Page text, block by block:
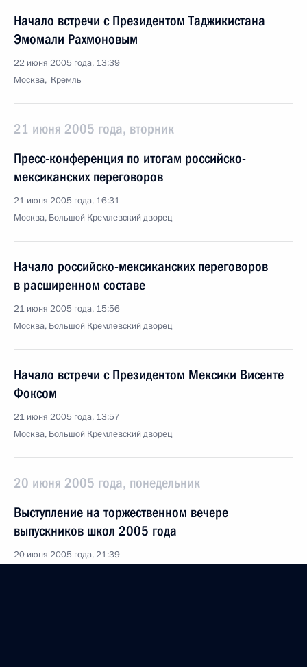
Начало встречи с Президентом Таджикистана
Эмомали Рахмоновым
22 июня 2005 года, 13:39
Москва, Кремль
21 июня 2005 года, вторник
Пресс-конференция по итогам российско-
мексиканских переговоров
21 июня 2005 года, 16:31
Москва, Большой Кремлевский дворец
Начало российско-мексиканских переговоров
в расширенном составе
21 июня 2005 года, 15:56
Москва, Большой Кремлевский дворец
Начало встречи с Президентом Мексики Висенте
Фоксом
21 июня 2005 года, 13:57
Москва, Большой Кремлевский дворец
20 июня 2005 года, понедельник
Выступление на торжественном вечере
выпускников школ 2005 года
20 июня 2005 года, 21:39